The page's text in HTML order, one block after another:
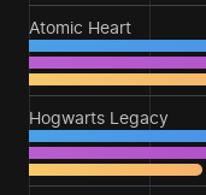
Atomic Heart
Hogwarts Legacy